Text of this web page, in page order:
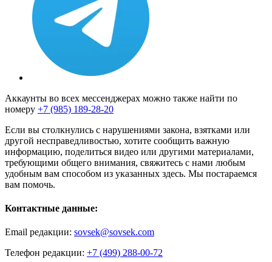
Аккаунты во всех мессенджерах можно также найти по
номеру +7 (985) 189-28-20
Если вы столкнулись с нарушениями закона, взятками или
другой несправедливостью, хотите сообщить важную
информацию, поделиться видео или другими материалами,
требующими общего внимания, свяжитесь с нами любым
удобным вам способом из указанных здесь. Мы постараемся
вам помочь.
Контактные данные:
Email редакции: sovsek@sovsek.com
Телефон редакции: +7 (499) 288-00-72